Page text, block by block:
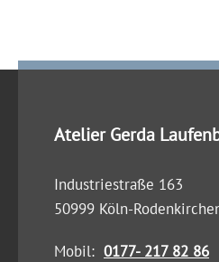
Atelier Gerda
Industriestraße 163
50999 Köln-
Mobil: 0177- 217 82 86